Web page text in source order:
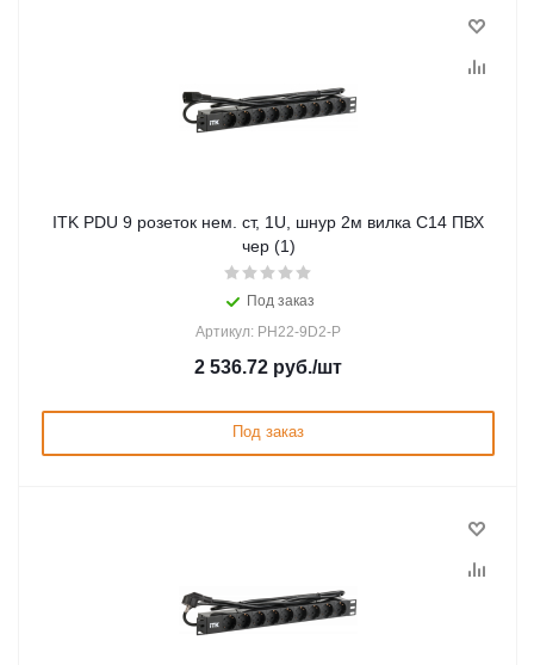
ITK PDU 9 розеток нем. ст, 1U, шнур 2м вилка С14 ПВХ
чер (1)
Под заказ
Артикул: PH22-9D2-P
2 536.72 руб./шт
Под заказ